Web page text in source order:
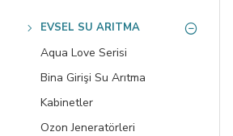
EVSEL SU ARITMA
Aqua Love Serisi
Bina Girişi Su Arıtma
Kabinetler
Ozon Jeneratörleri